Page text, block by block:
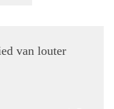
van louter